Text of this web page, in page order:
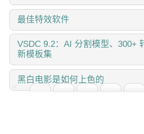
的編輯軟體鬥爭，直到我發現了VSDC
的編輯軟體徹底改變了我的工作流程，
您提供所需的所有基本編輯工具，沒有
制。 幾乎毀掉我頻道的浮水印陷阱 還
的旅行日誌嗎？我花了14個小時在一個
輯日落片段，卻發現一個巨大的浮水印
週，我的影片互動率下降了40%。 就在
VSDC。他們的承諾好得令人難以置信
新編輯了整個旅行日誌，並獲得了完美
改变就是进步，而这个过程离不开您的
反馈后，我们已经解决了多个关键问题
编辑体验的更新。 150+模板、文本转
和界面更新 我们非常高兴地宣布，
最佳特效软件
简介 2024年，用于创建视觉特效的选
来越难以确定顶级选择。 在这里，您可
视觉FX软件的指南，帮助您为项目增添
寻找高级合成工具、强大的3D动画功能
面，这篇文章将帮助您导航各种选项，
VSDC 9.2：AI 分割模型、300+
新模板集
VSDC 9.2 已发布，带来了突破性的功
割工具，它能精确地移除对象、进行高
黑白电影是如何上色的
许多经典电影被彩色化。多年来，为黑